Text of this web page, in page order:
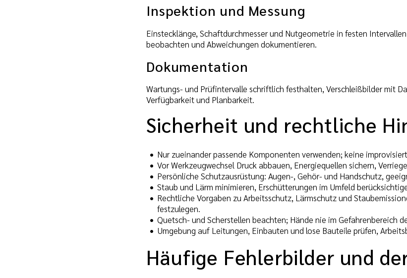
Inspektion und Messung
Einstecklänge, Schaftdurchmesser und Nutgeometrie in festen
beobachten und Abweichungen dokumentieren.
Dokumentation
Wartungs- und Prüfintervalle schriftlich festhalten, Verschleißbilder mit
Verfügbarkeit und Planbarkeit.
Sicherheit und rechtliche
Nur zueinander passende Komponenten verwenden; keine
Vor Werkzeugwechsel Druck abbauen, Energiequellen sichern,
Persönliche Schutzausrüstung: Augen-, Gehör- und Handschutz,
Staub und Lärm minimieren, Erschütterungen im Umfeld
Rechtliche Vorgaben zu Arbeitsschutz, Lärmschutz und
festzulegen.
Quetsch- und Scherstellen beachten; Hände nie im Gefahrenbereich
Umgebung auf Leitungen, Einbauten und lose Bauteile prüfen,
Häufige Fehlerbilder und